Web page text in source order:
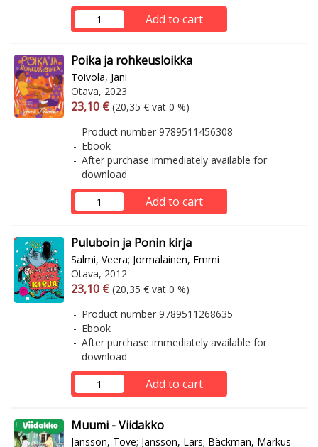
Add to cart
Poika ja rohkeusloikka
Toivola, Jani
Otava, 2023
Arvonlisäverollinen hinta
23,10 € Excl. vat
(20,35 € vat 0 %)
Product number 9789511456308
Ebook
After purchase immediately available for
download
Add to cart
Puluboin ja Ponin kirja
Salmi, Veera; Jormalainen, Emmi
Otava, 2012
Arvonlisäverollinen hinta
23,10 € Excl. vat
(20,35 € vat 0 %)
Product number 9789511268635
Ebook
After purchase immediately available for
download
Add to cart
Muumi - Viidakko
Jansson, Tove; Jansson, Lars; Bäckman, Markus